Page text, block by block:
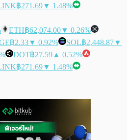
฿271.69▼ 1.48%
ETH฿62,074.00▼ 0.26%
฿2.33▼ 0.92% SOL฿2,448.87▼
DOT฿27.59 ▲ 0.52%
฿271.69▼ 1.48%